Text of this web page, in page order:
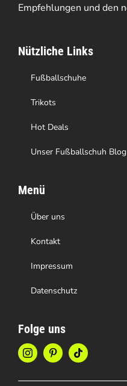
können
der
Produktseite
gewählt
werden
Empfehlungen und den
Nützliche Links
Fußballschuhe
Trikots
Hot Deals
Unser Fußballschuh Blog
Menü
Über uns
Kontakt
Impressum
Datenschutz
Folge uns